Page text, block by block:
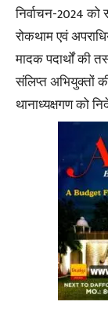
निर्वाचन-2024
रोकथाम एवं
मादक पदार्थों की
संलिप्त अभियुक्तों
थानाध्यक्षगण को